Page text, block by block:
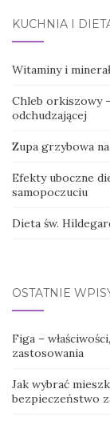
KUCHNIA I
Witaminy i
Chleb orkiszowy
odchudzającej
Zupa grzybowa
Efekty uboczne
samopoczuciu
Dieta św.
OSTATNIE
Figa –
zastosowania
Jak wybrać
bezpieczeństwo